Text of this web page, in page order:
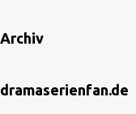
Archiv
dramaserienfan.de